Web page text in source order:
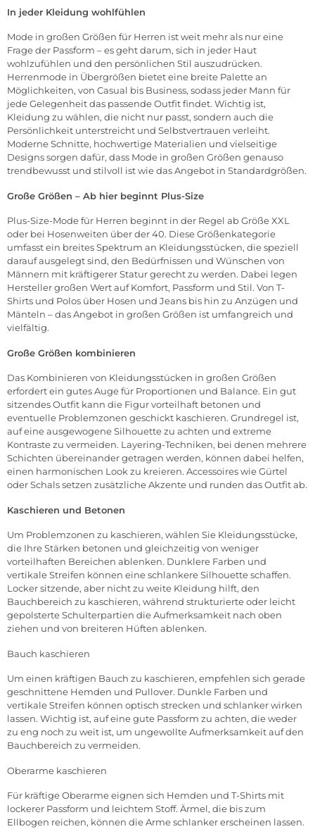
In jeder Kleidung wohlfühlen
Mode in großen Größen für Herren ist weit mehr als nur eine
Frage der Passform – es geht darum, sich in jeder Haut
wohlzufühlen und den persönlichen Stil auszudrücken.
Herrenmode in Übergrößen bietet eine breite Palette an
Möglichkeiten, von Casual bis Business, sodass jeder Mann für
jede Gelegenheit das passende Outfit findet. Wichtig ist,
Kleidung zu wählen, die nicht nur passt, sondern auch die
Persönlichkeit unterstreicht und Selbstvertrauen verleiht.
Moderne Schnitte, hochwertige Materialien und vielseitige
Designs sorgen dafür, dass Mode in großen Größen genauso
trendbewusst und stilvoll ist wie das Angebot in Standardgrößen.
Große Größen – Ab hier beginnt Plus-Size
Plus-Size-Mode für Herren beginnt in der Regel ab Größe XXL
oder bei Hosenweiten über der 40. Diese Größenkategorie
umfasst ein breites Spektrum an Kleidungsstücken, die speziell
darauf ausgelegt sind, den Bedürfnissen und Wünschen von
Männern mit kräftigerer Statur gerecht zu werden. Dabei legen
Hersteller großen Wert auf Komfort, Passform und Stil. Von T-
Shirts und Polos über Hosen und Jeans bis hin zu Anzügen und
Mänteln – das Angebot in großen Größen ist umfangreich und
vielfältig.
Große Größen kombinieren
Das Kombinieren von Kleidungsstücken in großen Größen
erfordert ein gutes Auge für Proportionen und Balance. Ein gut
sitzendes Outfit kann die Figur vorteilhaft betonen und
eventuelle Problemzonen geschickt kaschieren. Grundregel ist,
auf eine ausgewogene Silhouette zu achten und extreme
Kontraste zu vermeiden. Layering-Techniken, bei denen mehrere
Schichten übereinander getragen werden, können dabei helfen,
einen harmonischen Look zu kreieren. Accessoires wie Gürtel
oder Schals setzen zusätzliche Akzente und runden das Outfit ab.
Kaschieren und Betonen
Um Problemzonen zu kaschieren, wählen Sie Kleidungsstücke,
die Ihre Stärken betonen und gleichzeitig von weniger
vorteilhaften Bereichen ablenken. Dunklere Farben und
vertikale Streifen können eine schlankere Silhouette schaffen.
Locker sitzende, aber nicht zu weite Kleidung hilft, den
Bauchbereich zu kaschieren, während strukturierte oder leicht
gepolsterte Schulterpartien die Aufmerksamkeit nach oben
ziehen und von breiteren Hüften ablenken.
Bauch kaschieren
Um einen kräftigen Bauch zu kaschieren, empfehlen sich gerade
geschnittene Hemden und Pullover. Dunkle Farben und
vertikale Streifen können optisch strecken und schlanker wirken
lassen. Wichtig ist, auf eine gute Passform zu achten, die weder
zu eng noch zu weit ist, um ungewollte Aufmerksamkeit auf den
Bauchbereich zu vermeiden.
Oberarme kaschieren
Für kräftige Oberarme eignen sich Hemden und T-Shirts mit
lockerer Passform und leichtem Stoff. Ärmel, die bis zum
Ellbogen reichen, können die Arme schlanker erscheinen lassen.